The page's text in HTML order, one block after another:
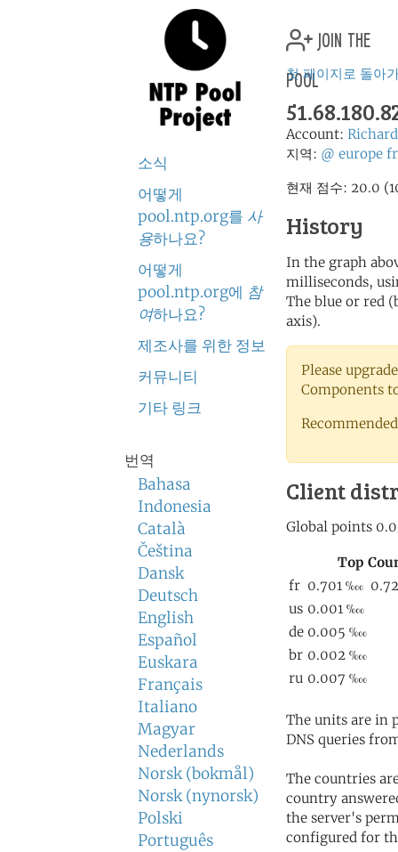
소식
어떻게
pool.ntp.org를 사
용하나요?
어떻게
pool.ntp.org에 참
여하나요?
제조사를 위한 정보
커뮤니티
기타 링크
번역
Bahasa
Indonesia
Català
Čeština
Dansk
Deutsch
English
Español
Euskara
Français
Italiano
Magyar
Nederlands
Norsk (bokmål)
Norsk (nynorsk)
Polski
Português
join the
pool
첫 페이지로 돌아
Account:
지역: @ europe fr
현재 점수: 20.0
History
In the graph
milliseconds,
The blue or red
axis).
Please
Components
Client
The units are in
DNS queries
The countries
country
the server's
configured for